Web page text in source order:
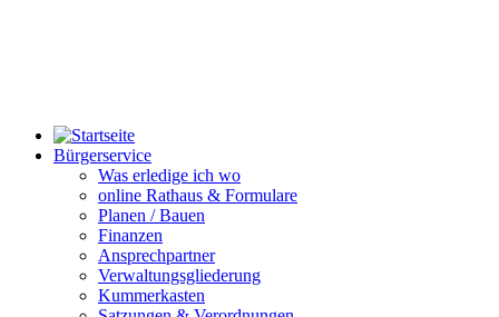
Bürgerservice
Was erledige ich wo
online Rathaus & Formulare
Planen / Bauen
Finanzen
Ansprechpartner
Verwaltungsgliederung
Kummerkasten